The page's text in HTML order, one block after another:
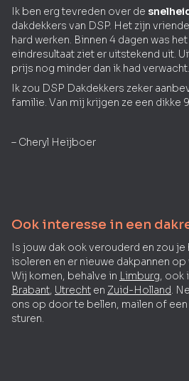
Ik ben erg tevreden over de
dakdekkers van DSP. Het zijn
hard werken. Binnen 4 dagen was
eindresultaat ziet er uitstekend uit.
prijs nog minder dan ik had verwacht.
Ik zou DSP Dakdekkers zeker
familie. Van mij krijgen ze een dikke
– Cheryl Heijboer
Ook interesse in een
Is jouw dak ook verouderd en zou je
isoleren en er nieuwe dakpannen
Wij komen, behalve in Limburg, ook
Brabant, Utrecht en Zuid-Holland.
ons op door te bellen, mailen of
sturen.